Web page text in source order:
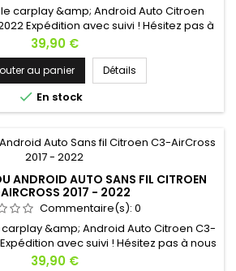
carplay &amp; Android Auto Citroen
Expédition avec suivi ! Hésitez pas à
si vous avez une question !
Prix
39,90 €
au panier Détails
 En stock
ANDROID AUTO SANS FIL CITROEN
2017 - 2022
Commentaire(s): 0
&amp; Android Auto Citroen C3-
avec suivi ! Hésitez pas à nous
si vous avez une question !
Prix
39,90 €